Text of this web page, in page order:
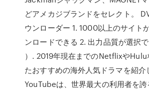
どアメカジブランドをセレクト。
ウンローダー 1. 1000以上のサイト
ンロードできる 2. 出力品質が選択
）. 2019年現在までのNetflixやHulu
たおすすめの海外人気ドラマを紹介
YouTubeは、世界最大の利用者を